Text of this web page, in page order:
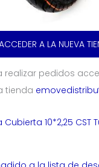
A LA NUEVA
realizar pedidos
tienda
Cubierta 10*2,25 CST